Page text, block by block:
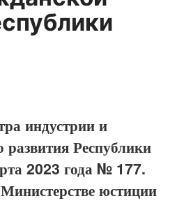
индустрии и
Республики
2023 года № 177.
юстиции